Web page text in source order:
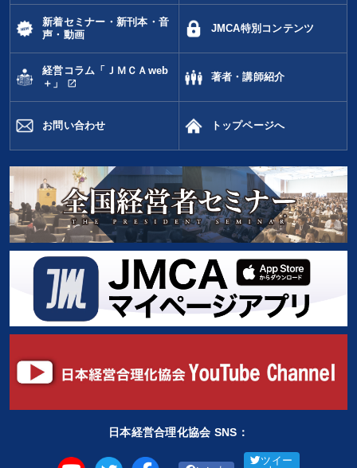
新着セミナー・新刊本・音
声・動画
JMCA特別コンテンツ
経営コラム「ＪＭＣＡweb
＋」
open_in_new
著者・講師紹介
お問い合わせ トップページへ
日本経営合理化協会 SNS：
ツイー